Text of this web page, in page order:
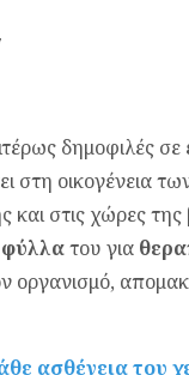
δημοφιλές
στη οικογένεια
στις χώρες της
φύλλατου για
οργανισμό,
ασθένεια του